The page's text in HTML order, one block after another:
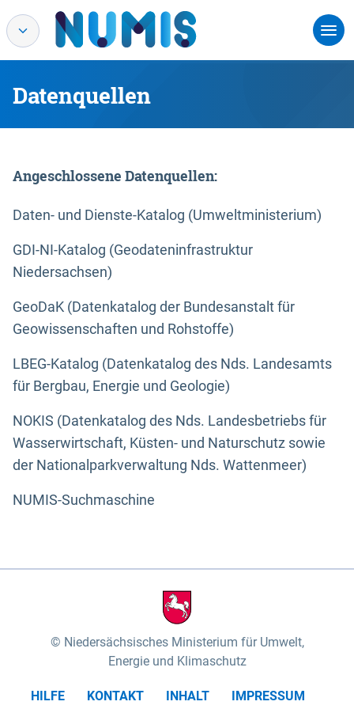
Datenquellen
Angeschlossene Datenquellen:
Daten- und Dienste-Katalog (Umweltministerium)
GDI-NI-Katalog (Geodateninfrastruktur
Niedersachsen)
GeoDaK (Datenkatalog der Bundesanstalt für
Geowissenschaften und Rohstoffe)
LBEG-Katalog (Datenkatalog des Nds. Landesamts
für Bergbau, Energie und Geologie)
NOKIS (Datenkatalog des Nds. Landesbetriebs für
Wasserwirtschaft, Küsten- und Naturschutz sowie
der Nationalparkverwaltung Nds. Wattenmeer)
NUMIS-Suchmaschine
Niedersächsisches Ministerium für Umwelt,
Energie und Klimaschutz
HILFE KONTAKT INHALT
IMPRESSUM